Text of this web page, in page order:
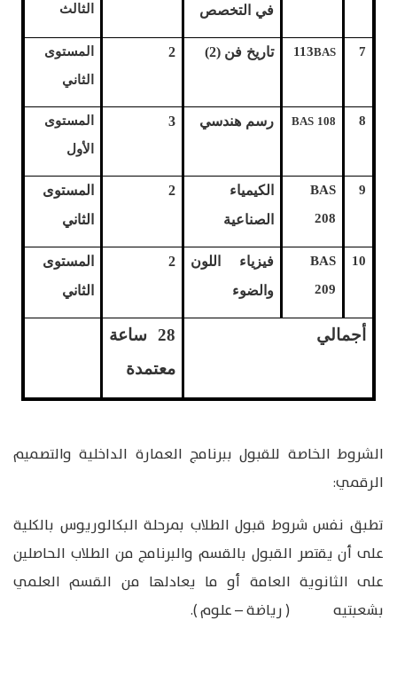
في التخصص
الثالث
7
BAS
113 تاريخ فن (2) 2
المستوى
الثاني
8
BAS 108 رسم هندسي 3
المستوى
الأول
9
BAS
208
الكيمياء
الصناعية
2
المستوى
الثاني
10
BAS
209
فيزياء
اللون
والضوء
2
المستوى
الثاني
أجمالي 28
ساعة
معتمدة
الشروط الخاصة للقبول ببرنامج العمارة الداخلية والتصميم
الرقمي:
تطبق نفس شروط قبول الطلاب بمرحلة البكالوريوس بالكلية
على أن يقتصر القبول بالقسم والبرنامج من الطلاب الحاصلين
على الثانوية العامة أو ما يعادلها من القسم العلمي
بشعبتيه ( رياضة – علوم ).